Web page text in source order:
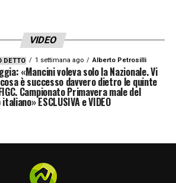
VIDEO
DETTO 1 settimana ago Alberto Petrosilli
«Mancini voleva solo la Nazionale. Vi
è successo davvero dietro le quinte
Campionato Primavera male del
ESCLUSIVA e VIDEO